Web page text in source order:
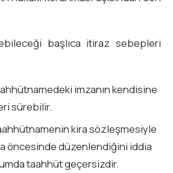
başlıca itiraz sebepleri
imzanın kendisine
sürebilir.
kira sözleşmesiyle
öncesinde düzenlendiğini iddia
taahhüt geçersizdir.